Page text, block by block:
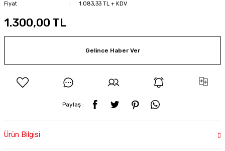
Fiyat
1.083,33 TL + KDV
1.300,00 TL
Gelince Haber Ver
Paylaş :
Ürün Bilgisi